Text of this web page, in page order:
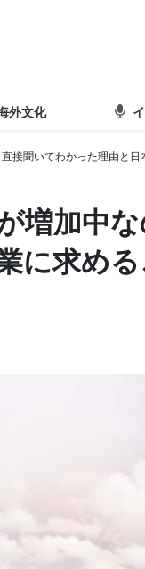
外文化
接聞いてわかった理由と日
増加中
に求める